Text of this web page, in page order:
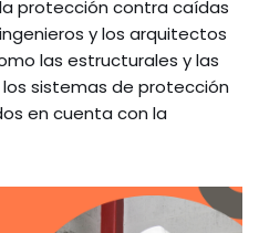
protección contra caídas
y los arquitectos
las estructurales y las
sistemas de protección
en cuenta con la